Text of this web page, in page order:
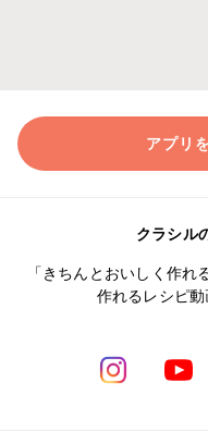
アプリ
クラシル
「きちんとおいしく作れ
作れるレシピ動